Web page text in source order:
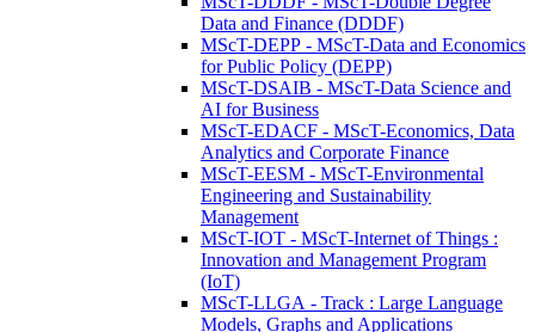
Data and Finance (DDDF)
MScT-DEPP - MScT-Data and Economics
for Public Policy (DEPP)
MScT-DSAIB - MScT-Data Science and
AI for Business
MScT-EDACF - MScT-Economics, Data
Analytics and Corporate Finance
MScT-EESM - MScT-Environmental
Engineering and Sustainability
Management
MScT-IOT - MScT-Internet of Things :
Innovation and Management Program
(IoT)
MScT-LLGA - Track : Large Language
Models, Graphs and Applications